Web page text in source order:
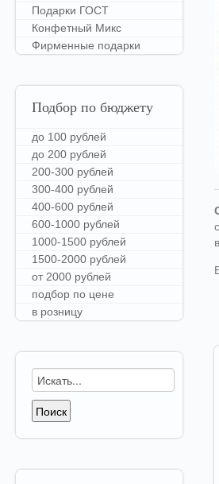
Подарки ГОСТ
Конфетный Микс
Фирменные подарки
Подбор по бюджету
до 100 рублей
до 200 рублей
200-300 рублей
300-400 рублей
400-600 рублей
600-1000 рублей
1000-1500 рублей
1500-2000 рублей
от 2000 рублей
подбор по цене
в розницу